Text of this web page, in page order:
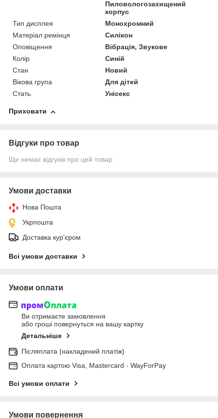
Пиловологозахищений
корпус
Тип дисплея
Монохромний
Матеріал ремінця
Силікон
Оповіщення
Вібрація, Звукове
Колір
Синій
Стан
Новий
Вікова група
Для дітей
Стать
Унісекс
Приховати
Відгуки про товар
Ще немає відгуків про цей товар
Умови доставки
Нова Пошта
Укрпошта
Доставка кур'єром
Всі умови доставки
Умови оплати
Ви отримаєте замовлення
або гроші повернуться на вашу картку
Детальніше
Післяплата (накладений платіж)
Оплата картою Visa, Mastercard - WayForPay
Всі умови оплати
Умови повернення